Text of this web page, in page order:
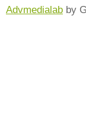
Advmedialab by